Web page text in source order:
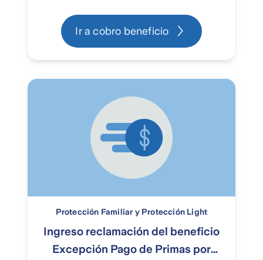
Ir a cobro beneficio
Protección Familiar y Protección Light
Ingreso reclamación del beneficio
Excepción Pago de Primas por